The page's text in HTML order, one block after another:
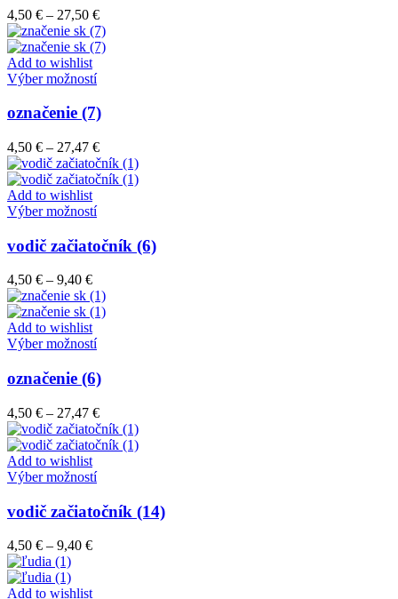
variantov.
Možnosti
si
môžete
vybrať
na
stránke
produktu.
4,50 € – 27,50 €Price
range:
4,50 €
Add to wishlist
Výber možnostíTento
má
viacero
variantov.
Možnosti
si
môžete
vybrať
na
stránke
produktu.
označenie (7)
4,50 € – 27,47 €Price
range:
4,50 €
Add to wishlist
Výber možnostíTento
má
viacero
Možnosti
si
môžete
vybrať
na
stránke
produktu.
vodič začiatočník (6)
4,50 € – 9,40 €Price
range:
4,50 €
through
9,40 €
Add to wishlist
Výber možnostíTento
má
viacero
variantov.
Možnosti
si
môžete
vybrať
na
stránke
produktu.
označenie (6)
4,50 € – 27,47 €Price
range:
4,50 €
Add to wishlist
Výber možnostíTento
má
viacero
vodič začiatočník (14)
4,50 € – 9,40 €Price
through
Add to wishlist